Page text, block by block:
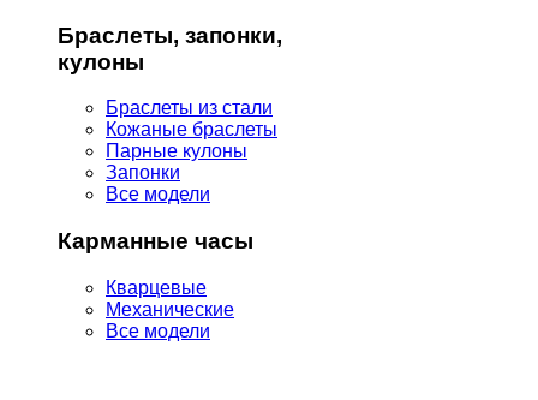
Браслеты, запонки,
кулоны
Браслеты из стали
Кожаные браслеты
Парные кулоны
Запонки
Все модели
Карманные часы
Кварцевые
Механические
Все модели